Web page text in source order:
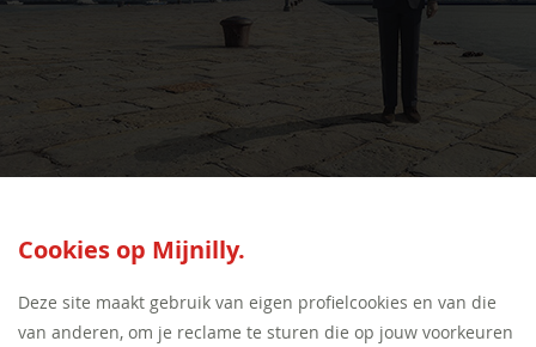
Cookies op Mijnilly.
Deze site maakt gebruik van eigen profielcookies en van die
van anderen, om je reclame te sturen die op jouw voorkeuren